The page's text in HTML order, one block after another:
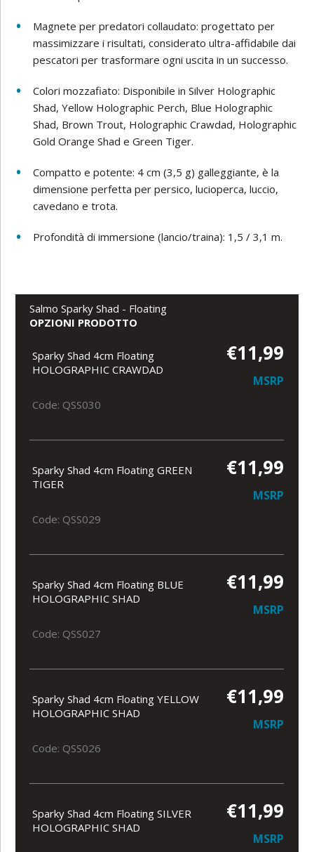
Magnete per predatori collaudato: progettato per
massimizzare i risultati, considerato ultra-affidabile dai
pescatori per trasformare ogni uscita in un successo.
Colori mozzafiato: Disponibile in Silver Holographic
Shad, Yellow Holographic Perch, Blue Holographic
Shad, Brown Trout, Holographic Crawdad, Holographic
Gold Orange Shad e Green Tiger.
Compatto e potente: 4 cm (3,5 g) galleggiante, è la
dimensione perfetta per persico, lucioperca, luccio,
cavedano e trota.
Profondità di immersione (lancio/traina): 1,5 / 3,1 m.
Salmo Sparky Shad - Floating
OPZIONI PRODOTTO
Sparky Shad 4cm Floating
HOLOGRAPHIC CRAWDAD
€11,99
MSRP
Code: QSS030
Sparky Shad 4cm Floating GREEN
TIGER
€11,99
MSRP
Code: QSS029
Sparky Shad 4cm Floating BLUE
HOLOGRAPHIC SHAD
€11,99
MSRP
Code: QSS027
Sparky Shad 4cm Floating YELLOW
HOLOGRAPHIC SHAD
€11,99
MSRP
Code: QSS026
Sparky Shad 4cm Floating SILVER
HOLOGRAPHIC SHAD
€11,99
MSRP